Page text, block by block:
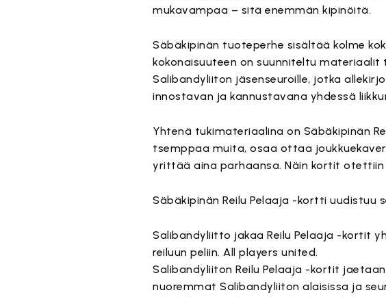
mukavampaa – sitä enemmän kipinöitä.
Säbäkipinän tuoteperhe sisältää kolme
kokonaisuuteen on suunniteltu
Salibandyliiton jäsenseuroille, jotka
innostavan ja kannustavana yhdessä
Yhtenä tukimateriaalina on Säbäkipinän
tsemppaa muita, osaa ottaa
yrittää aina parhaansa. Näin kortit otettiin
Säbäkipinän Reilu Pelaaja -kortti uudistuu
Salibandyliitto jakaa Reilu Pelaaja -kortit
reiluun peliin. All players united.
Salibandyliiton Reilu Pelaaja -kortit
nuoremmat Salibandyliiton alaisissa ja